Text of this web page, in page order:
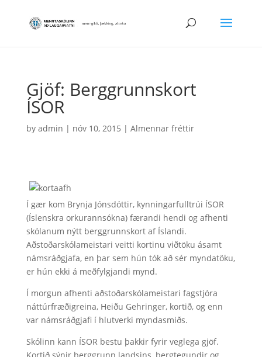
Gjöf: Berggrunnskort
ÍSOR
by admin | nóv 10, 2015 | Almennar fréttir
Í gær kom Brynja Jónsdóttir, kynningarfulltrúi ÍSOR
(Íslenskra orkurannsókna) færandi hendi og afhenti
skólanum nýtt berggrunnskort af Íslandi.
Aðstoðarskólameistari veitti kortinu viðtöku ásamt
námsráðgjafa, en þar sem hún tók að sér myndatöku,
er hún ekki á meðfylgjandi mynd.
Í morgun afhenti aðstoðarskólameistari fagstjóra
náttúrfræðigreina, Heiðu Gehringer, kortið, og enn
var námsráðgjafi í hlutverki myndasmiðs.
Skólinn kann ÍSOR bestu þakkir fyrir veglega gjöf.